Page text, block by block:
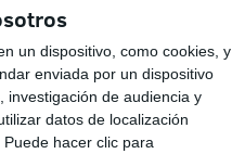
un dispositivo, como cookies, y
enviada por un dispositivo
investigación de audiencia y
datos de localización
hacer clic para
y